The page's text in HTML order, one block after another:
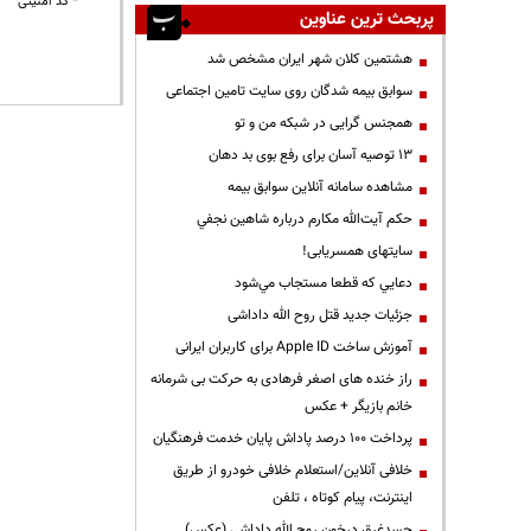
پربحث ترین عناوین
هشتمین کلان شهر ایران مشخص شد
سوابق بیمه شدگان روی سایت تامین اجتماعی
همجنس گرایی در شبکه من و تو
13 توصیه آسان برای رفع بوی بد دهان
مشاهده سامانه آنلاين سوابق بیمه
حكم آيت‌الله مكارم درباره شاهين نجفي
سایتهای همسریابی!
دعايي كه قطعا مستجاب مي‌شود
جزئیات جدید قتل روح الله داداشی
آموزش ساخت Apple ID برای کاربران ایرانی
راز خنده های اصغر فرهادی به حرکت بی شرمانه
خانم بازیگر + عکس
پرداخت ۱۰۰ درصد پاداش پایان خدمت فرهنگیان
خلافی آنلاین/استعلام خلافی خودرو از طریق
اینترنت، پیام کوتاه ، تلفن